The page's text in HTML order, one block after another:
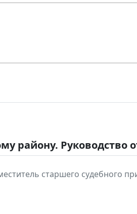
району. Руководство
старшего судебного